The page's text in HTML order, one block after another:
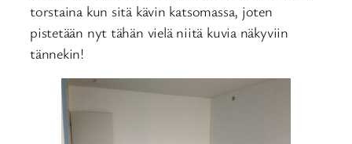
torstaina kun sitä kävin katsomassa, joten
pistetään nyt tähän vielä niitä kuvia näkyviin
tännekin!